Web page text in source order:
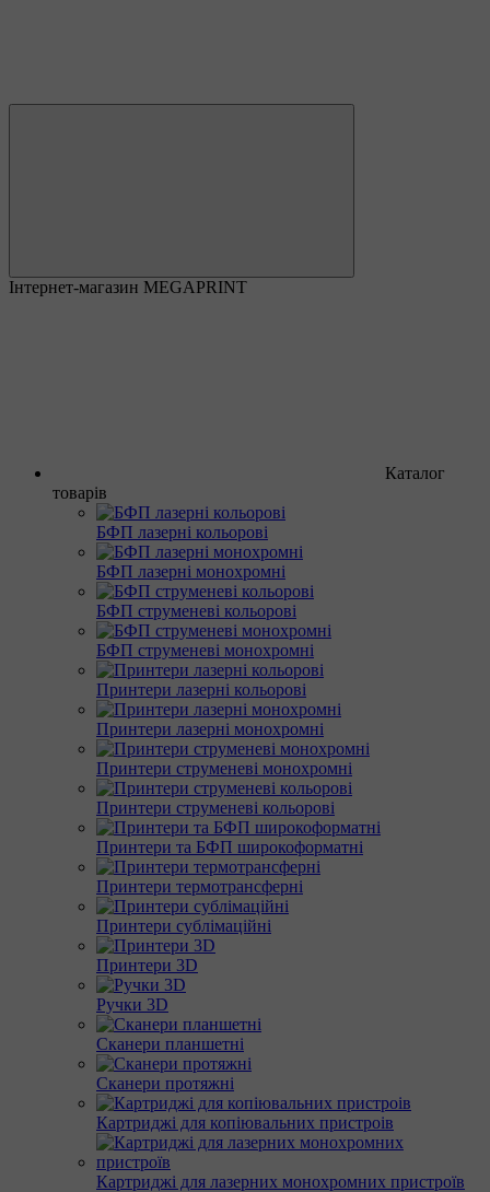
Інтернет-магазин MEGAPRINT
Каталог
товарів
БФП лазерні кольорові
БФП лазерні монохромні
БФП струменеві кольорові
БФП струменеві монохромні
Принтери лазерні кольорові
Принтери лазерні монохромні
Принтери струменеві монохромні
Принтери струменеві кольорові
Принтери та БФП широкоформатні
Принтери термотрансферні
Принтери сублімаційні
Принтери 3D
Ручки 3D
Сканери планшетні
Сканери протяжні
Картриджі для копіювальних пристроів
Картриджі для лазерних монохромних пристроїв